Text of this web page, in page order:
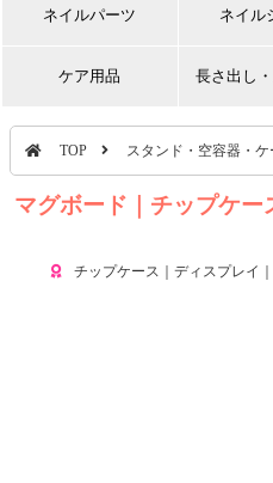
ネイルパーツ ネイル
ケア用品 長さ出し
TOP スタンド・空容器・
マグボード｜チップケ
チップケース｜ディスプレイ